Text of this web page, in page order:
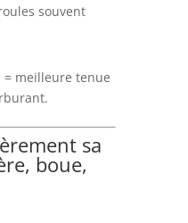
souvent
= meilleure tenue
sa
boue,